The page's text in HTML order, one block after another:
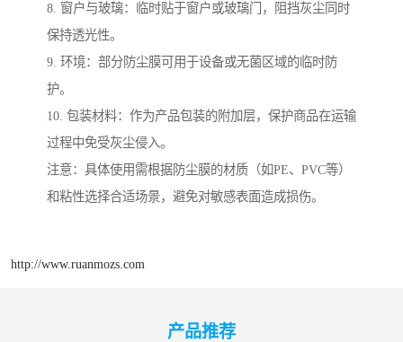
8. 窗户与玻璃：临时贴于窗户或玻璃门，阻挡灰尘同时
保持透光性。
9. 环境：部分防尘膜可用于设备或无菌区域的临时防
护。
10. 包装材料：作为产品包装的附加层，保护商品在运输
过程中免受灰尘侵入。
注意：具体使用需根据防尘膜的材质（如PE、PVC等）
和粘性选择合适场景，避免对敏感表面造成损伤。
http://www.ruanmozs.com
产品推荐